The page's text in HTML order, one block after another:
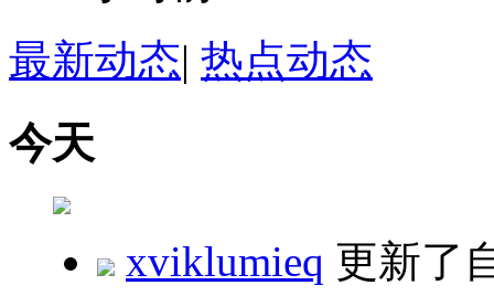
最新动态| 热点动态
今天
xviklumieq 更新了